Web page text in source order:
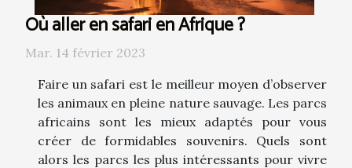
Où aller en safari en Afrique ?
Mar. 14 février 2023
Faire un safari est le meilleur moyen d’observer
les animaux en pleine nature sauvage. Les parcs
africains sont les mieux adaptés pour vous
créer de formidables souvenirs. Quels sont
alors les parcs les plus intéressants pour vivre